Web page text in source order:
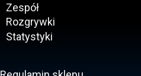
Zespół
Rozgrywki
Statystyki